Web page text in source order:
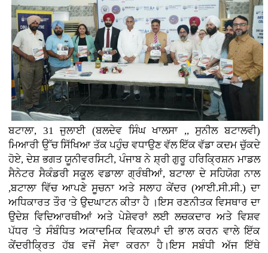
ਬਟਾਲਾ, 31 ਜੁਲਾਈ (ਬਲਦੇਵ ਸਿੰਘ ਖਾਲਸਾ ,, ਸੁਨੀਲ ਬਟਾਲਵੀ)
ਮਿਆਰੀ ਉੱਚ ਸਿੱਖਿਆ ਤੱਕ ਪਹੁੰਚ ਵਧਾਉਣ ਵੱਲ ਇੱਕ ਵੱਡਾ ਕਦਮ ਚੁੱਕਦੇ
ਹੋਏ, ਦੇਸ਼ ਭਗਤ ਯੂਨੀਵਰਸਿਟੀ, ਪੰਜਾਬ ਨੇ ਸ਼੍ਰੀ ਗੁਰੂ ਹਰਿਕ੍ਰਿਸ਼ਨ ਮਾਡਲ
ਸੈਨੇਟਰ ਸੈਕੰਡਰੀ ਸਕੂਲ ਵਡਾਲਾ ਗ੍ਰੰਥੀਆਂ, ਬਟਾਲਾ ਦੇ ਸਹਿਯੋਗ ਨਾਲ
,ਬਟਾਲਾ ਵਿੱਚ ਆਪਣੇ ਸੂਚਨਾ ਅਤੇ ਸਲਾਹ ਕੇਂਦਰ (ਆਈ.ਸੀ.ਸੀ.) ਦਾ
ਅਧਿਕਾਰਤ ਤੌਰ 'ਤੇ ਉਦਘਾਟਨ ਕੀਤਾ ਹੈ ।ਇਸ ਰਣਨੀਤਕ ਵਿਸਥਾਰ ਦਾ
ਉਦੇਸ਼ ਵਿਦਿਆਰਥੀਆਂ ਅਤੇ ਪੇਸ਼ੇਵਰਾਂ ਲਈ ਲਚਕਦਾਰ ਅਤੇ ਵਿਸ਼ਵ
ਪੱਧਰ 'ਤੇ ਸੰਬੰਧਿਤ ਅਕਾਦਮਿਕ ਵਿਕਲਪਾਂ ਦੀ ਭਾਲ ਕਰਨ ਵਾਲੇ ਇੱਕ
ਕੇਂਦਰੀਕ੍ਰਿਤ ਹੱਬ ਵਜੋਂ ਸੇਵਾ ਕਰਨਾ ਹੈ।ਇਸ ਸਬੰਧੀ ਅੱਜ ਇੱਥੇ